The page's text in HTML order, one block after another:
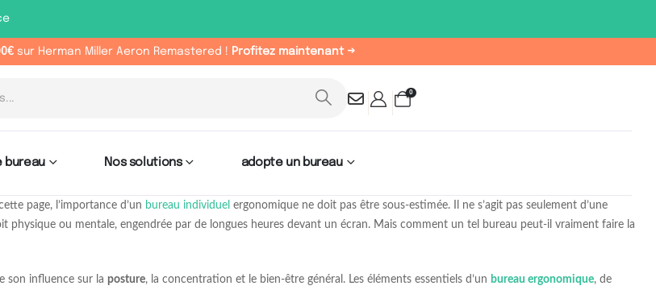
sur Herman Miller Aeron Remastered ! Profitez maintenant →
0
bureau Nos solutions adopte un bureau
page, l’importance d’un bureau individuel ergonomique ne doit pas être sous-estimée. Il ne s’agit pas seulement d’une
physique ou mentale, engendrée par de longues heures devant un écran. Mais comment un tel bureau peut-il vraiment faire la
son influence sur la posture, la concentration et le bien-être général. Les éléments essentiels d’un bureau ergonomique, de